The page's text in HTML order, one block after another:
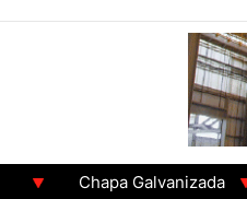
Chapa Galvanizada